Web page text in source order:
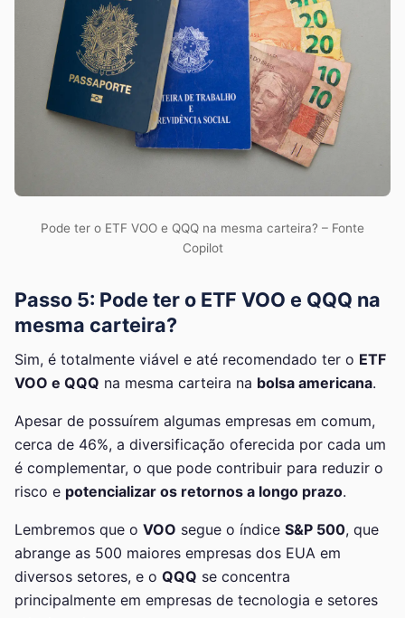
Pode ter o ETF VOO e QQQ na mesma carteira? – Fonte
Copilot
Passo 5: Pode ter o ETF VOO e QQQ na
mesma carteira?
Sim, é totalmente viável e até recomendado ter o ETF
VOO e QQQ na mesma carteira na bolsa americana.
Apesar de possuírem algumas empresas em comum,
cerca de 46%, a diversificação oferecida por cada um
é complementar, o que pode contribuir para reduzir o
risco e potencializar os retornos a longo prazo.
Lembremos que o VOO segue o índice S&P 500, que
abrange as 500 maiores empresas dos EUA em
diversos setores, e o QQQ se concentra
principalmente em empresas de tecnologia e setores